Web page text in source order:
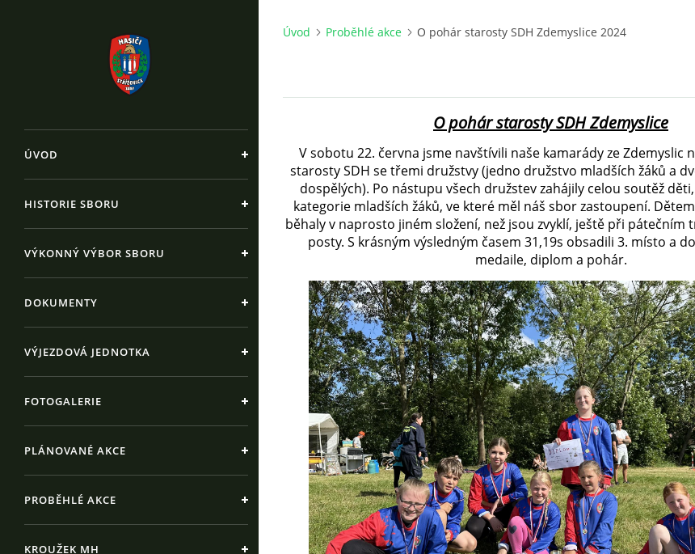
ÚVOD
HISTORIE SBORU
VÝKONNÝ VÝBOR SBORU
DOKUMENTY
VÝJEZDOVÁ JEDNOTKA
FOTOGALERIE
PLÁNOVANÉ AKCE
PROBĚHLÉ AKCE
KROUŽEK MH
Úvod Proběhlé akce O pohár starosty SDH Zdemyslice 2024
O pohár starosty SDH Zdemyslice
V sobotu 22. června jsme navštívili naše kamarády ze Zdemyslic
starosty SDH se třemi družstvy (jedno družstvo mladších žáků a
dospělých). Po nástupu všech družstev zahájily celou soutěž
kategorie mladších žáků, ve které měl náš sbor zastoupení.
běhaly v naprosto jiném složení, než jsou zvyklí, ještě při pátečním
posty. S krásným výsledným časem 31,19s obsadili 3. místo a
medaile, diplom a pohár.